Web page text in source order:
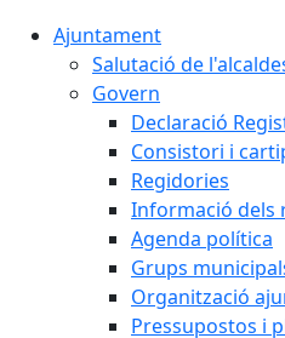
Ajuntament
Salutació de
Govern
Declaració
Consistori i
Regidories
Informació dels
Agenda política
Grups
Organització
Pressupostos i